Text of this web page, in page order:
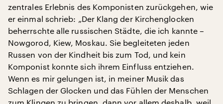
zentrales Erlebnis des Komponisten zurückgehen, wie
er einmal schrieb: „Der Klang der Kirchenglocken
beherrschte alle russischen Städte, die ich kannte –
Nowgorod, Kiew, Moskau. Sie begleiteten jeden
Russen von der Kindheit bis zum Tod, und kein
Komponist konnte sich ihrem Einfluss entziehen.
Wenn es mir gelungen ist, in meiner Musik das
Schlagen der Glocken und das Fühlen der Menschen